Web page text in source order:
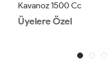
Kavanoz 1500 Cc
Üyelere Özel